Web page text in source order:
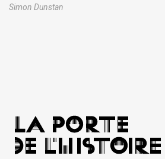
Simon Dunstan